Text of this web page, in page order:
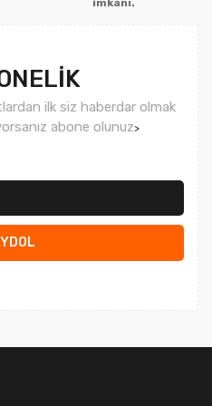
imkanı.
ilk siz haberdar olmak
abone olunuz>